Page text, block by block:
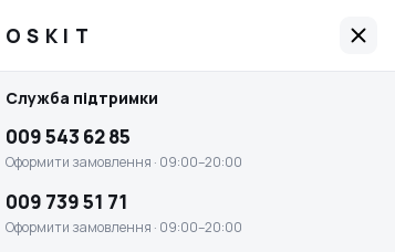
Графік роботи: 09:00–20:00
OSKIT
Головна
Оплата і доставка
Умови повернення та обміну
Контакти
OSKIT
Служба підтримки
009 543 62 85
Оформити замовлення · 09:00–20:00
009 739 51 71
Оформити замовлення · 09:00–20:00